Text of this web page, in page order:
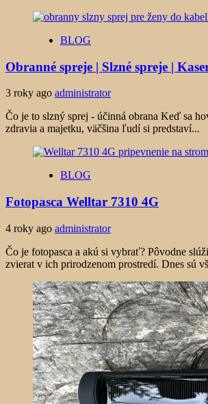
BLOG
Obranné spreje | Slzné spreje |
3 roky ago administrator
Čo je to slzný sprej - účinná obrana Keď sa
zdravia a majetku, väčšina ľudí si predstaví...
BLOG
Fotopasca Welltar 7310 4G
4 roky ago administrator
Čo je fotopasca a akú si vybrať? Pôvodne
zvierat v ich prirodzenom prostredí. Dnes sú